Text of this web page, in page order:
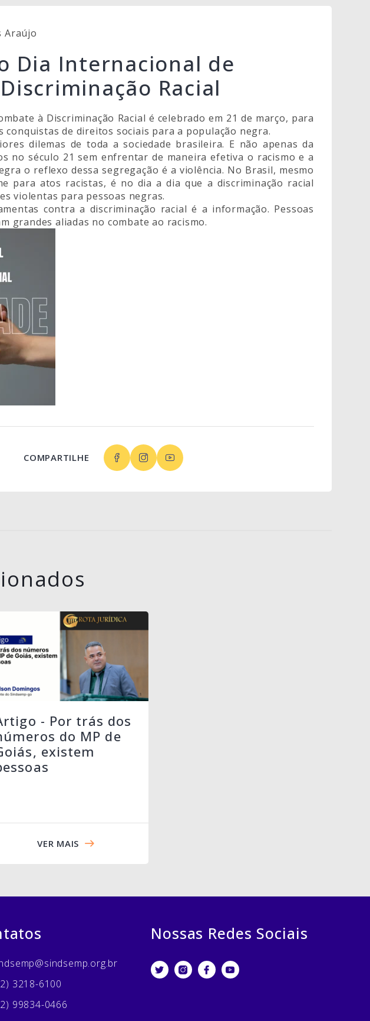
Araújo
Dia Internacional de
Racial
à Discriminação Racial é celebrado em 21 de março, para
conquistas de direitos sociais para a população negra.
dilemas de toda a sociedade brasileira. E não apenas da
no século 21 sem enfrentar de maneira efetiva o racismo e a
o reflexo dessa segregação é a violência. No Brasil, mesmo
para atos racistas, é no dia a dia que a discriminação racial
violentas para pessoas negras.
contra a discriminação racial é a informação. Pessoas
grandes aliadas no combate ao racismo.
COMPARTILHE
- Por trás dos
do MP de
existem
VER MAIS
3218-6100
99834-0466
Nossas Redes Sociais